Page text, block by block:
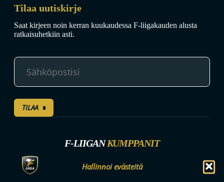
Hallinnoi evästeitä
Tilaa uutiskirje
Saat kirjeen noin kerran kuukaudessa F-liigakauden alusta
ratkaisuhetkiin asti.
TILAA
F-LIIGANKUMPPANIT